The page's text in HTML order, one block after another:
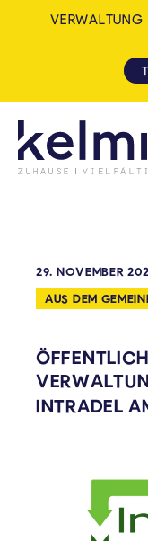
VERWALTUNG
29. NOVEMBER
AUS DEM
INTRADEL